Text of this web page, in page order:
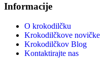
Informacije
O krokodilčku
Krokodilčkove novičke
Krokodilčkov Blog
Kontaktirajte nas